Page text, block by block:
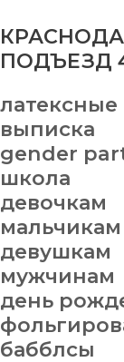
ПОДЪЕЗД
латексные
выписка
gender
школа
девочкам
мальчикам
девушкам
мужчинам
день
бабблсы